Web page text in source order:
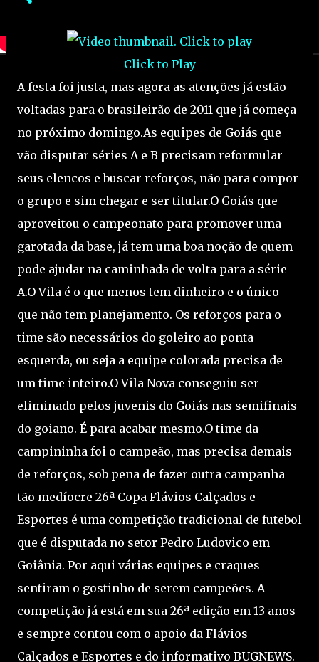
Click to Play
A festa foi justa, mas agora as atenções já estão
voltadas para o brasileirão de 2011 que já começa
no próximo domingo.As equipes de Goiás que
vão disputar séries A e B precisam reformular
seus elencos e buscar reforços, não para compor
o grupo e sim chegar e ser titular.O Goiás que
aproveitou o campeonato para promover uma
garotada da base, já tem uma boa noção de quem
pode ajudar na caminhada de volta para a série
A.O Vila é o que menos tem dinheiro e o único
que não tem planejamento. Os reforços para o
time são necessários do goleiro ao ponta
esquerda, ou seja a equipe colorada precisa de
um time inteiro.O Vila Nova conseguiu ser
eliminado pelos juvenis do Goiás nas semifinais
do goiano. É para acabar mesmo.O time da
campininha foi o campeão, mas precisa demais
de reforços, sob pena de fazer outra campanha
tão medíocre 26ª Copa Flávios Calçados e
Esportes é uma competição tradicional de futebol
que é disputada no setor Pedro Ludovico em
Goiânia. Por aqui várias equipes e craques
sentiram o gostinho de serem campeões. A
competição já está em sua 26ª edição em 13 anos
e sempre contou com o apoio da Flávios
Calçados e Esportes e do informativo BUGNEWS.